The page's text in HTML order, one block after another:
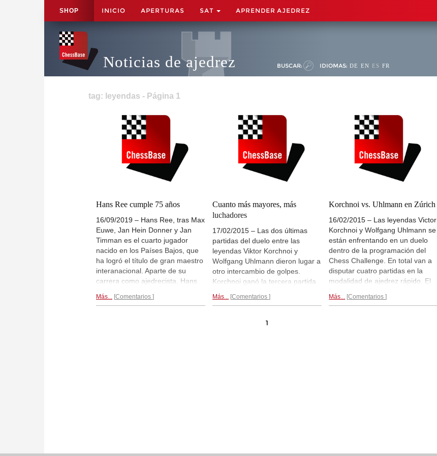
SHOP INICIO APERTURAS SAT APRENDER AJEDREZ
Noticias de ajedrez BUSCAR: IDIOMAS: DE EN ES FR
tag: leyendas - Página 1
Hans Ree cumple 75 años
16/09/2019 – Hans Ree, tras Max
Euwe, Jan Hein Donner y Jan
Timman es el cuarto jugador
nacido en los Países Bajos, que
ha logró el título de gran maestro
interanacional. Aparte de su
carrera como ajedrecista, Hans
periodista especializado en
Más... Comentarios
Cuanto más mayores, más
luchadores
17/02/2015 – Las dos últimas
partidas del duelo entre las
leyendas Viktor Korchnoi y
Wolfgang Uhlmann dieron lugar a
otro intercambio de golpes.
Korchnoi ganó la tercera partida
parecía seguro que iba a ganar la
cuarta partida y perdió una pieza.
Más... Comentarios
Korchnoi vs. Uhlmann en Zúrich
16/02/2015 – Las leyendas Victor
Korchnoi y Wolfgang Uhlmann se
están enfrentando en un duelo
dentro de la programación del
Chess Challenge. En total van a
disputar cuatro partidas en la
modalidad de ajedrez rápido. El
en el segundo fue Korchnoi el
Más... Comentarios
1